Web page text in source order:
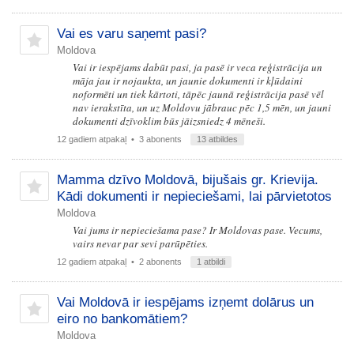
Vai es varu saņemt pasi?
Moldova
Vai ir iespējams dabūt pasi, ja pasē ir veca reģistrācija un
māja jau ir nojaukta, un jaunie dokumenti ir kļūdaini
noformēti un tiek kārtoti, tāpēc jaunā reģistrācija pasē vēl
nav ierakstīta, un uz Moldovu jābrauc pēc 1,5 mēn, un jauni
dokumenti dzīvoklim būs jāizsniedz 4 mēneši.
12 gadiem atpakaļ • 3 abonents 13 atbildes
Mamma dzīvo Moldovā, bijušais gr. Krievija.
Kādi dokumenti ir nepieciešami, lai pārvietotos
Moldova
Vai jums ir nepieciešama pase? Ir Moldovas pase. Vecums,
vairs nevar par sevi parūpēties.
12 gadiem atpakaļ • 2 abonents 1 atbildi
Vai Moldovā ir iespējams izņemt dolārus un
eiro no bankomātiem?
Moldova